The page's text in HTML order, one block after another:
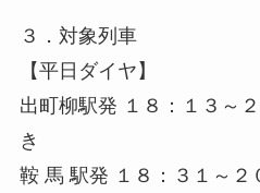
３．対象列車
【平日ダイヤ】
出町柳駅発 １８：１３～
き
鞍 馬 駅発 １８：３１～